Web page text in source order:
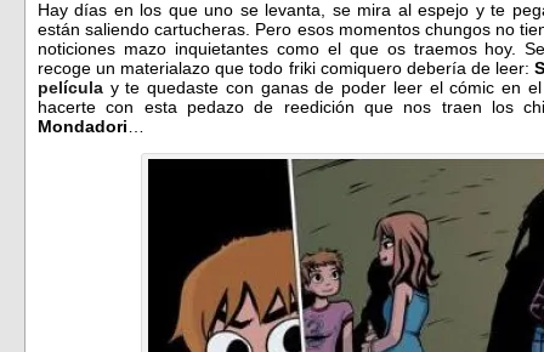
Hay días en los que uno se levanta, se mira al espejo y te
están saliendo cartucheras. Pero esos momentos chungos no
noticiones mazo inquietantes como el que os traemos hoy.
recoge un materialazo que todo friki comiquero debería de leer:
película y te quedaste con ganas de poder leer el cómic en
hacerte con esta pedazo de reedición que nos traen los
Mondadori…